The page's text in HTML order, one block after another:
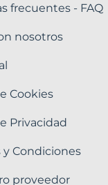
frecuentes - FAQ
nosotros
Cookies
Privacidad
y Condiciones
proveedor